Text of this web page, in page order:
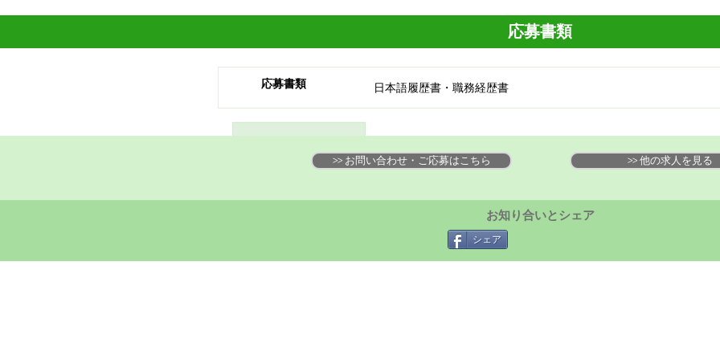
応募書類
応募書類 日本語履歴書・職務経歴書
>> お問い合わせ・ご応募はこちら >> 他の求人を見る
お知り合いとシェア
シェア